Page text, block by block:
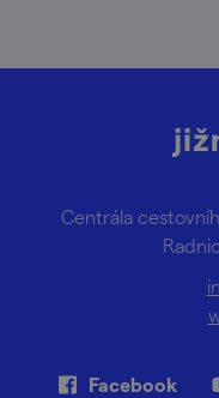
Centrála
Facebook